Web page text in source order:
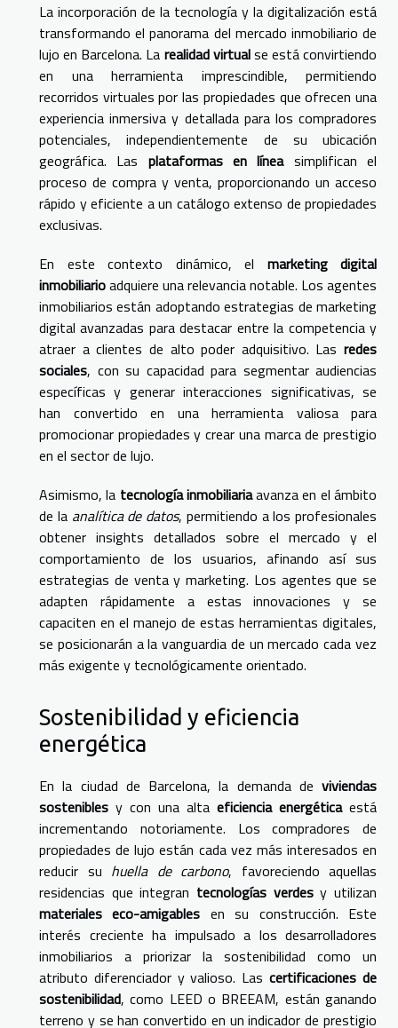
La incorporación de la tecnología y la digitalización está
transformando el panorama del mercado inmobiliario de
lujo en Barcelona. La realidad virtualse está convirtiendo
en una herramienta imprescindible, permitiendo
recorridos virtuales por las propiedades que ofrecen una
experiencia inmersiva y detallada para los compradores
potenciales, independientemente de su ubicación
geográfica. Las plataformas en líneasimplifican el
proceso de compra y venta, proporcionando un acceso
rápido y eficiente a un catálogo extenso de propiedades
exclusivas.
En este contexto dinámico, el marketing digital
inmobiliarioadquiere una relevancia notable. Los agentes
inmobiliarios están adoptando estrategias de marketing
digital avanzadas para destacar entre la competencia y
atraer a clientes de alto poder adquisitivo. Las redes
sociales, con su capacidad para segmentar audiencias
específicas y generar interacciones significativas, se
han convertido en una herramienta valiosa para
promocionar propiedades y crear una marca de prestigio
en el sector de lujo.
Asimismo, la tecnología inmobiliariaavanza en el ámbito
de la analítica de datos, permitiendo a los profesionales
obtener insights detallados sobre el mercado y el
comportamiento de los usuarios, afinando así sus
estrategias de venta y marketing. Los agentes que se
adapten rápidamente a estas innovaciones y se
capaciten en el manejo de estas herramientas digitales,
se posicionarán a la vanguardia de un mercado cada vez
más exigente y tecnológicamente orientado.
Sostenibilidad y eficiencia
energética
En la ciudad de Barcelona, la demanda de viviendas
sostenibles y con una alta eficiencia energéticaestá
incrementando notoriamente. Los compradores de
propiedades de lujo están cada vez más interesados en
reducir su huella de carbono, favoreciendo aquellas
residencias que integran tecnologías verdesy utilizan
materiales eco-amigables en su construcción. Este
interés creciente ha impulsado a los desarrolladores
inmobiliarios a priorizar la sostenibilidad como un
atributo diferenciador y valioso. Lascertificaciones de
sostenibilidad, como LEED o BREEAM, están ganando
terreno y se han convertido en un indicador de prestigio